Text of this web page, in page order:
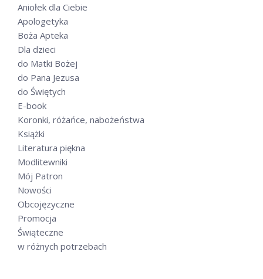
Aniołek dla Ciebie
Apologetyka
Boża Apteka
Dla dzieci
do Matki Bożej
do Pana Jezusa
do Świętych
E-book
Koronki, różańce, nabożeństwa
Książki
Literatura piękna
Modlitewniki
Mój Patron
Nowości
Obcojęzyczne
Promocja
Świąteczne
w różnych potrzebach